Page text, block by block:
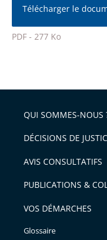
de
l'article
pour
Télécharger le
PDF - 277 Ko
l'article
pour
avant
QUI SOMMES-NOUS
DÉCISIONS DE
AVIS CONSULTATIFS
PUBLICATIONS &
VOS DÉMARCHES
Glossaire